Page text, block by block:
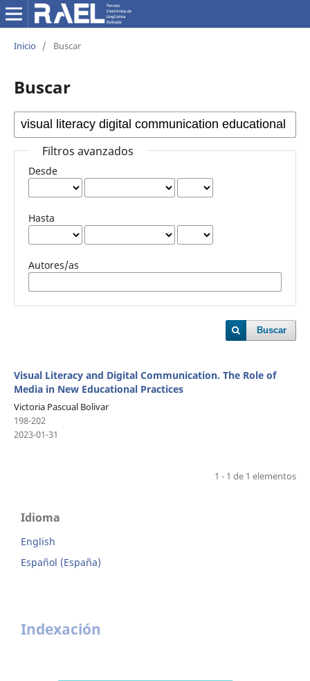
Inicio / Buscar
Buscar
Filtros avanzados
Desde
Hasta
Autores/as
Buscar
Visual Literacy and Digital Communication. The Role of
Media in New Educational Practices
Victoria Pascual Bolivar
198-202
2023-01-31
1 - 1 de 1 elementos
Idioma
English
Español (España)
Indexación